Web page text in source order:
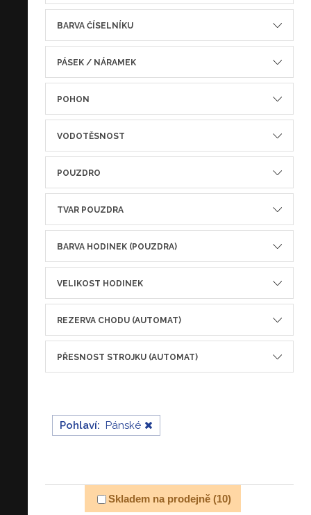
BARVA ČÍSELNÍKU
PÁSEK / NÁRAMEK
POHON
VODOTĚSNOST
POUZDRO
TVAR POUZDRA
BARVA HODINEK (POUZDRA)
VELIKOST HODINEK
REZERVA CHODU (AUTOMAT)
PŘESNOST STROJKU (AUTOMAT)
Pohlaví: Pánské
Skladem na prodejně (10)